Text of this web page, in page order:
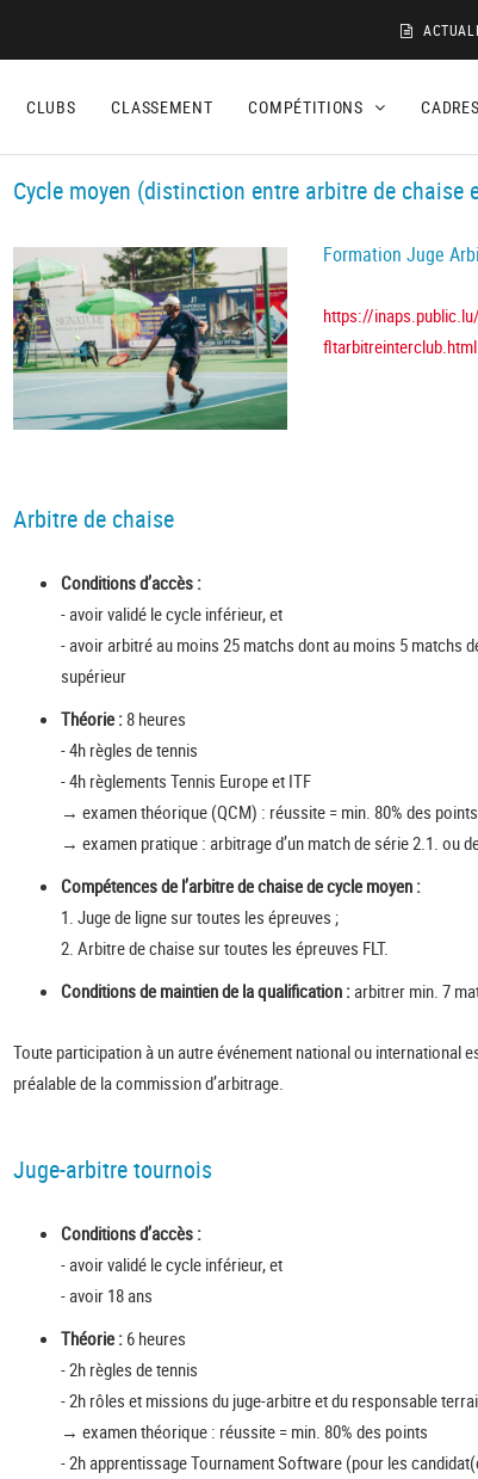
CLUBS CLASSEMENT COMPÉTITIONS CADRES
Cycle moyen (distinction entre arbitre de chaise
Formation Juge
https://
fltarbitreinterclub.html
Arbitre de chaise
Conditions d’accès :
- avoir validé le cycle inférieur, et
- avoir arbitré au moins 25 matchs dont au moins 5 matchs
supérieur
Théorie :8 heures
- 4h règles de tennis
- 4h règlements Tennis Europe et ITF
→ examen théorique (QCM) : réussite = min. 80% des points
→ examen pratique : arbitrage d’un match de série 2.1. ou
Compétences de l’arbitre de chaise de cycle moyen :
1. Juge de ligne sur toutes les épreuves ;
2. Arbitre de chaise sur toutes les épreuves FLT.
Conditions de maintien de la qualification :arbitrer min. 7
Toute participation à un autre événement national ou international
préalable de la commission d’arbitrage.
Juge-arbitre tournois
Conditions d’accès :
- avoir validé le cycle inférieur, et
- avoir 18 ans
Théorie : 6 heures
- 2h règles de tennis
- 2h rôles et missions du juge-arbitre et du responsable
→ examen théorique : réussite = min. 80% des points
- 2h apprentissage Tournament Software (pour les